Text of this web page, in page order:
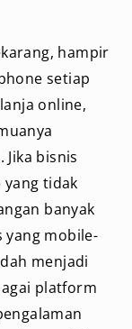
hampir
setiap
online,
bisnis
yang tidak
banyak
yang mobile-
menjadi
platform